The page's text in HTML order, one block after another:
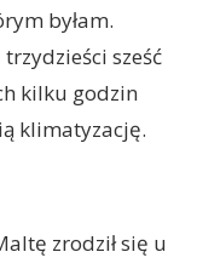
byłam.
sześć
kilku godzin
klimatyzację.
zrodził się u